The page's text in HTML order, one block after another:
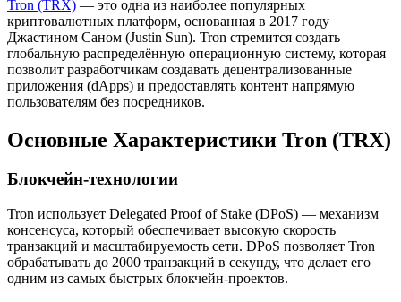
Tron (TRX) — это одна из наиболее популярных
криптовалютных платформ, основанная в 2017 году
Джастином Саном (Justin Sun). Tron стремится создать
глобальную распределённую операционную систему, которая
позволит разработчикам создавать децентрализованные
приложения (dApps) и предоставлять контент напрямую
пользователям без посредников.
Основные Характеристики Tron (TRX)
Блокчейн-технологии
Tron использует Delegated Proof of Stake (DPoS) — механизм
консенсуса, который обеспечивает высокую скорость
транзакций и масштабируемость сети. DPoS позволяет Tron
обрабатывать до 2000 транзакций в секунду, что делает его
одним из самых быстрых блокчейн-проектов.